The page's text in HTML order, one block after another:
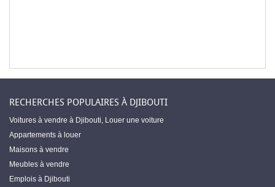
RECHERCHES POPULAIRES À DJIBOUTI
Voitures à vendre à Djibouti, Louer une voiture
Appartements à louer
Maisons à vendre
Meubles à vendre
Emplois à Djibouti